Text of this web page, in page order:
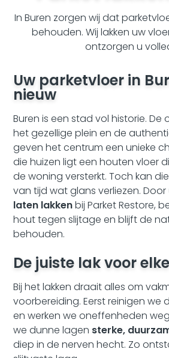
In Buren zorgen wij dat
behouden. Wij lakken uw
ontzorgen u
Uw parketvloer in
nieuw
Buren is een stad vol historie. De
het gezellige plein en de
geven het centrum een unieke
die huizen ligt een houten vloer
de woning versterkt. Toch kan
van tijd wat glans verliezen. Door
laten lakkenbij Parket Restore,
hout tegen slijtage en blijft de
behouden.
De juiste lak voor
Bij het lakken draait alles om
voorbereiding. Eerst reinigen we
en werken we oneffenheden
we dunne lagen sterke,
diep in de nerven hecht. Zo